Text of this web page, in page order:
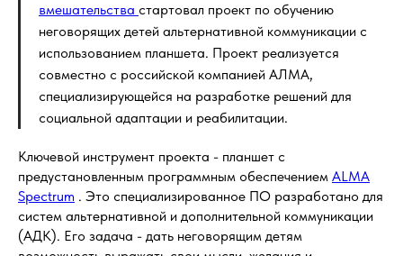
вмешательства стартовал проект по обучению
неговорящих детей альтернативной коммуникации с
использованием планшета. Проект реализуется
совместно с российской компанией АЛМА,
специализирующейся на разработке решений для
социальной адаптации и реабилитации.
Ключевой инструмент проекта - планшет с
предустановленным программным обеспечением ALMA
Spectrum . Это специализированное ПО разработано для
систем альтернативной и дополнительной коммуникации
(АДК). Его задача - дать неговорящим детям